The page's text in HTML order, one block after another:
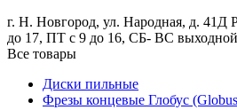
г. Н. Новгород, ул. Народная, д. 41Д
до 17, ПТ с 9 до 16, СБ- ВС выходной
Все товары
Диски пильные
Фрезы концевые Глобус